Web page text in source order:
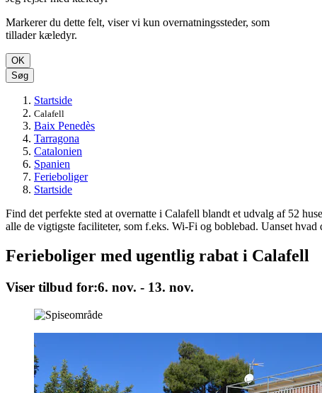
Markerer du dette felt, viser vi kun overnatningssteder, som
tillader kæledyr.
OK
Søg
Startside
Calafell
Baix Penedès
Tarragona
Catalonien
Spanien
Ferieboliger
Startside
Find det perfekte sted at overnatte i Calafell blandt et udvalg af 52
alle de vigtigste faciliteter, som f.eks. Wi-Fi og boblebad. Uanset
Ferieboliger med ugentlig rabat i Calafell
Viser tilbud for:6. nov. - 13. nov.